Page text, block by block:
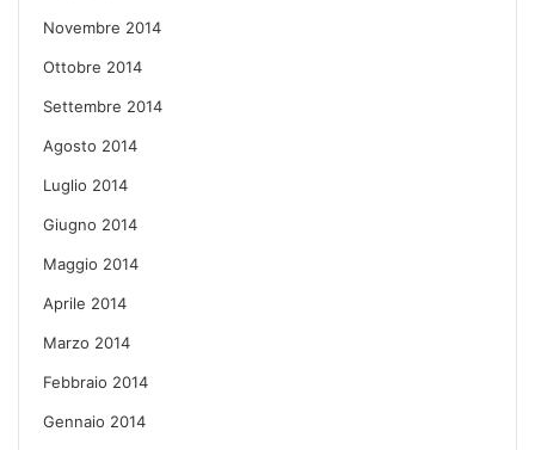
Novembre 2014
Ottobre 2014
Settembre 2014
Agosto 2014
Luglio 2014
Giugno 2014
Maggio 2014
Aprile 2014
Marzo 2014
Febbraio 2014
Gennaio 2014